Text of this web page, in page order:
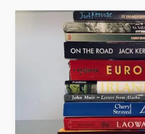
na
Europa:
saber